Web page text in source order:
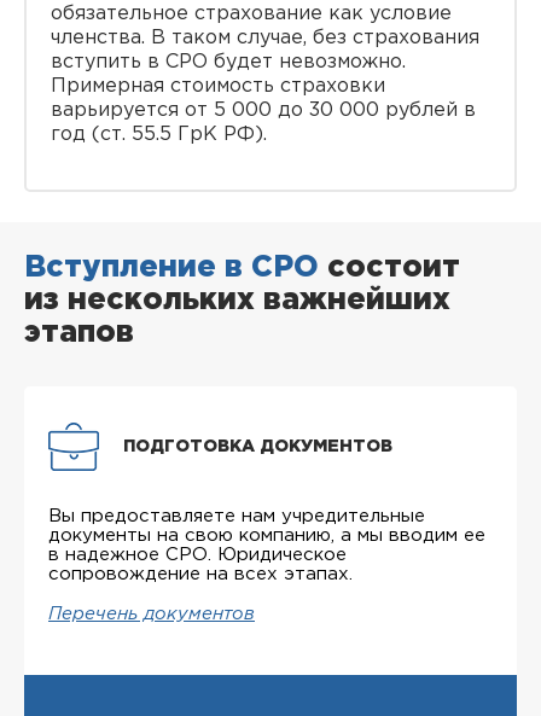
обязательное страхование как условие
членства. В таком случае, без страхования
вступить в СРО будет невозможно.
Примерная стоимость страховки
варьируется от 5 000 до 30 000 рублей в
год (ст. 55.5 ГрК РФ).
Вступление в СРО состоит
из нескольких важнейших
этапов
ПОДГОТОВКА ДОКУМЕНТОВ
Вы предоставляете нам учредительные
документы на свою компанию, а мы вводим ее
в надежное СРО. Юридическое
сопровождение на всех этапах.
Перечень документов